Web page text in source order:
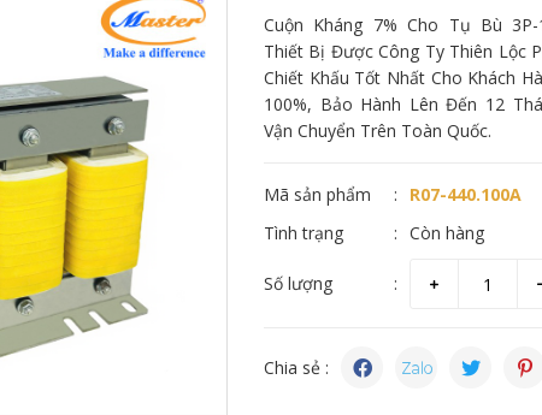
Cuộn Kháng 7% Cho Tụ Bù 3P-
Thiết Bị Được Công Ty Thiên Lộc
Chiết Khấu Tốt Nhất Cho Khách
100%, Bảo Hành Lên Đến 12
Vận Chuyển Trên Toàn Quốc.
Mã sản phẩm
R07-440.100A
Tình trạng
Còn hàng
Số lượng
Chia sẻ :